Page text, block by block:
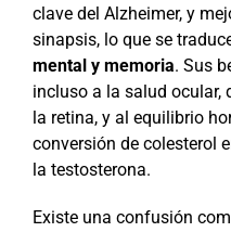
clave del Alzheimer, y
sinapsis, lo que se
mental y memoria. Sus
incluso a la salud ocular,
la retina, y al equilibrio
conversión de colesterol
la testosterona.
Existe una confusión